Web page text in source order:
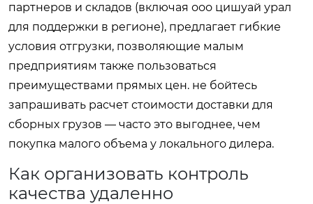
партнеров и складов (включая ооо цишуай урал
для поддержки в регионе), предлагает гибкие
условия отгрузки, позволяющие малым
предприятиям также пользоваться
преимуществами прямых цен. не бойтесь
запрашивать расчет стоимости доставки для
сборных грузов — часто это выгоднее, чем
покупка малого объема у локального дилера.
Как организовать контроль
качества удаленно